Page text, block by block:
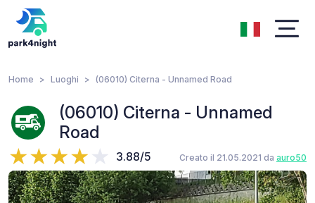
Home Luoghi (06010) Citerna - Unnamed Road
(06010) Citerna - Unnamed
Road
3.88/5 Creato il 21.05.2021 da auro50